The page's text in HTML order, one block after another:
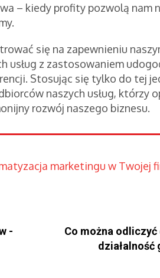
– kiedy profity pozwolą nam
się na zapewnieniu
usług z zastosowaniem
Stosując się tylko do tej
naszych usług, którzy
rozwój naszego biznesu.
marketingu w Twojej
-
Co można
działalność